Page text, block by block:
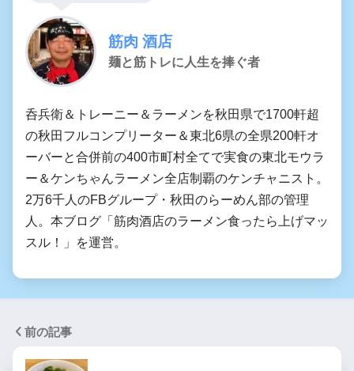
筋肉 酒店
麺と筋トレに人生を捧ぐ者
呑兵衛＆トレーニー＆ラーメンを秋田県で1700軒超
の秋田フルコンプリーター＆東北6県の全県200軒オ
ーバーと合併前の400市町村全てで実食の東北モウラ
ー＆ケンちゃんラーメン全店制覇のケンチャニスト。
2万6千人のFBグループ・秋田のらーめん部の管理
人。本ブログ「筋肉酒店のラーメン食ったら上げマッ
スル！」を運営。
前の記事